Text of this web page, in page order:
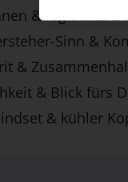
& logisches
Sinn &
&
& Blick fürs
& kühler